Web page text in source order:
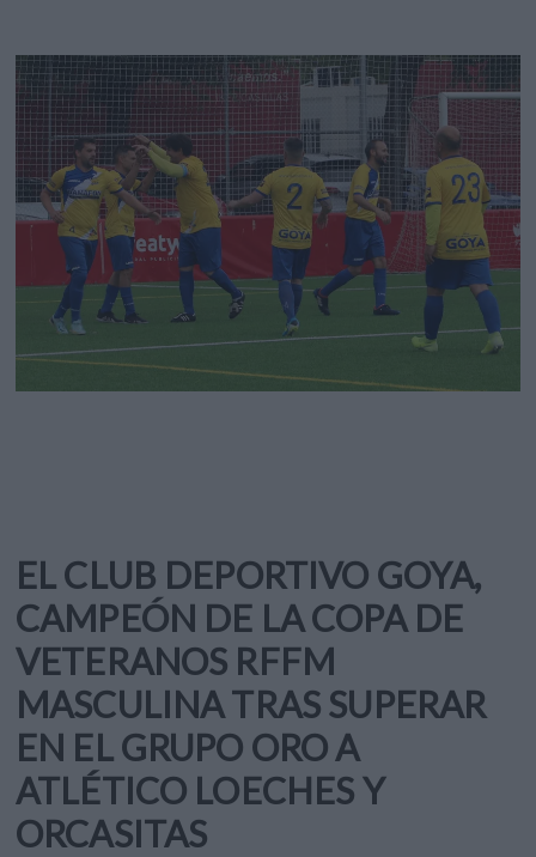
EL CLUB DEPORTIVO GOYA,
CAMPEÓN DE LA COPA DE
VETERANOS RFFM
MASCULINA TRAS SUPERAR
EN EL GRUPO ORO A
ATLÉTICO LOECHES Y
ORCASITAS